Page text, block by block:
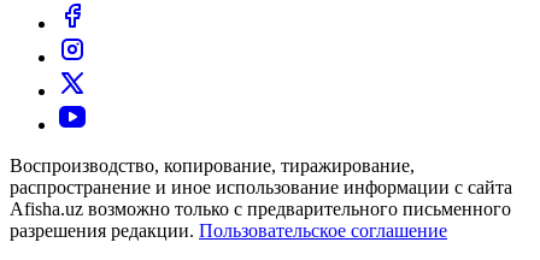
Воспроизводство, копирование, тиражирование,
распространение и иное использование информации с сайта
Afisha.uz возможно только с предварительного письменного
разрешения редакции. Пользовательское соглашение